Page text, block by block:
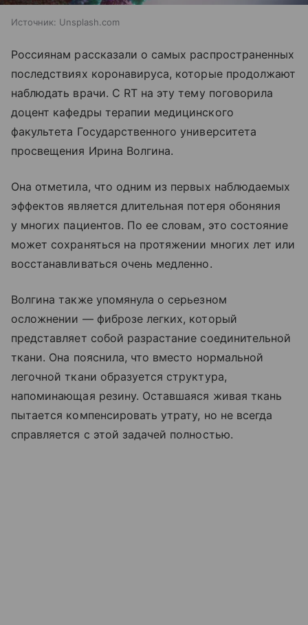
Источник: Unsplash.com
Россиянам рассказали о самых распространенных
последствиях коронавируса, которые продолжают
наблюдать врачи. С RT на эту тему поговорила
доцент кафедры терапии медицинского
факультета Государственного университета
просвещения Ирина Волгина.
Она отметила, что одним из первых наблюдаемых
эффектов является длительная потеря обоняния
у многих пациентов. По ее словам, это состояние
может сохраняться на протяжении многих лет или
восстанавливаться очень медленно.
Волгина также упомянула о серьезном
осложнении — фиброзе легких, который
представляет собой разрастание соединительной
ткани. Она пояснила, что вместо нормальной
легочной ткани образуется структура,
напоминающая резину. Оставшаяся живая ткань
пытается компенсировать утрату, но не всегда
справляется с этой задачей полностью.